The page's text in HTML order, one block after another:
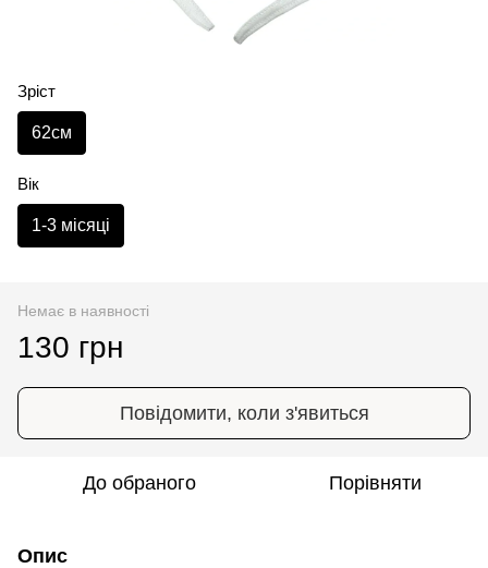
Зріст
62см
Вік
1-3 місяці
Немає в наявності
130 грн
Повідомити, коли з'явиться
До обраного Порівняти
Опис